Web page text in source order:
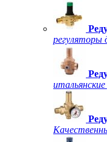
регуляторы